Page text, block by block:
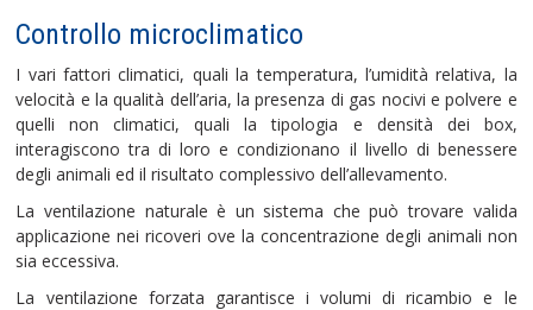
Controllo microclimatico
I vari fattori climatici, quali la temperatura, l’umidità relativa, la
velocità e la qualità dell’aria, la presenza di gas nocivi e polvere e
quelli non climatici, quali la tipologia e densità dei box,
interagiscono tra di loro e condizionano il livello di benessere
degli animali ed il risultato complessivo dell’allevamento.
La ventilazione naturale è un sistema che può trovare valida
applicazione nei ricoveri ove la concentrazione degli animali non
sia eccessiva.
La ventilazione forzata garantisce i volumi di ricambio e le